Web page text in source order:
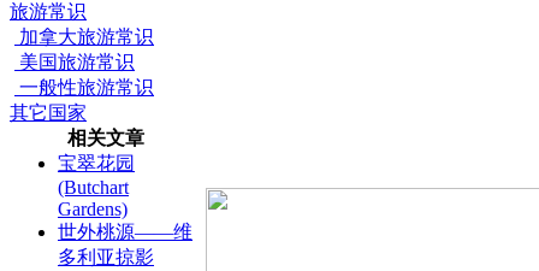
旅游常识
加拿大旅游常识
美国旅游常识
一般性旅游常识
其它国家
相关文章
宝翠花园
(Butchart
Gardens)
世外桃源——维
多利亚掠影